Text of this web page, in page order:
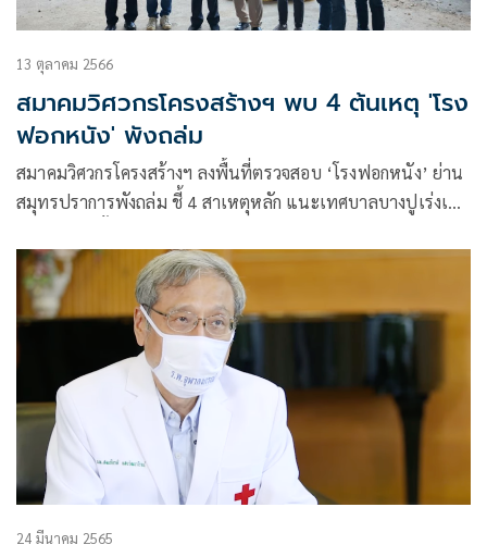
13 ตุลาคม 2566
สมาคมวิศวกรโครงสร้างฯ พบ 4 ต้นเหตุ 'โรง
ฟอกหนัง' พังถล่ม
สมาคมวิศวกรโครงสร้างฯ ลงพื้นที่ตรวจสอบ ‘โรงฟอกหนัง’ ย่าน
สมุทรปราการพังถล่ม ชี้ 4 สาเหตุหลัก แนะเทศบาลบางปูเร่งเช็
24 มีนาคม 2565